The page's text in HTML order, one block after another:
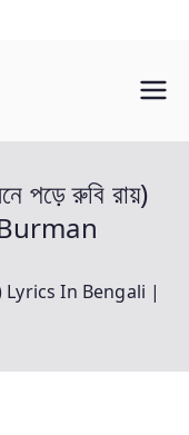
রুবি রায়)
Lyrics In Bengali |